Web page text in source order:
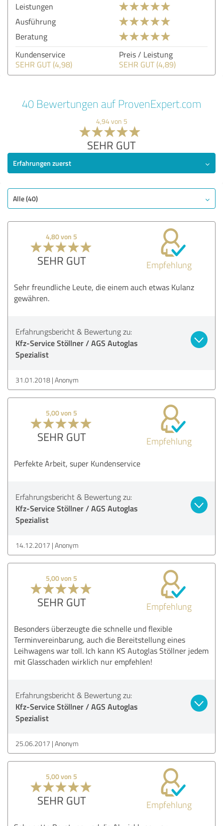
Leistungen
Ausführung
Beratung
Kundenservice
SEHR GUT (4,98)
Preis / Leistung
SEHR GUT (4,89)
40 Bewertungen auf ProvenExpert.com
4,94 von 5
SEHR GUT
Erfahrungen zuerst
Alle (40)
4,80 von 5
SEHR GUT Empfehlung
Sehr freundliche Leute, die einem auch etwas Kulanz
gewähren.
Erfahrungsbericht & Bewertung zu:
Kfz-Service Stöllner / AGS Autoglas
Spezialist
31.01.2018 Anonym
5,00 von 5
SEHR GUT Empfehlung
Perfekte Arbeit, super Kundenservice
Erfahrungsbericht & Bewertung zu:
Kfz-Service Stöllner / AGS Autoglas
Spezialist
14.12.2017 Anonym
5,00 von 5
SEHR GUT Empfehlung
Besonders überzeugte die schnelle und flexible
Terminvereinbarung, auch die Bereitstellung eines
Leihwagens war toll. Ich kann KS Autoglas Stöllner jedem
mit Glasschaden wirklich nur empfehlen!
Erfahrungsbericht & Bewertung zu:
Kfz-Service Stöllner / AGS Autoglas
Spezialist
25.06.2017 Anonym
5,00 von 5
SEHR GUT Empfehlung